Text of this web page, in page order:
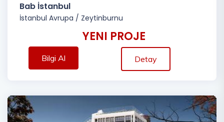
Bab İstanbul
İstanbul Avrupa / Zeytinburnu
YENI PROJE
Bilgi Al Detay